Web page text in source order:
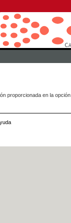
proporcionada en la opción